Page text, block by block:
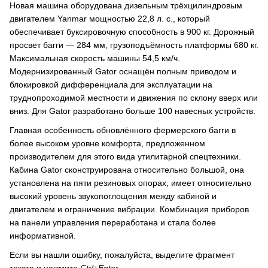
Новая машина оборудована дизельным трёхцилиндровым
двигателем Yanmar мощностью 22,8 л. с., который
обеспечивает буксировочную способность в 900 кг. Дорожный
просвет багги — 284 мм, грузоподъёмность платформы 680 кг.
Максимальная скорость машины 54,5 км/ч.
Модернизированный Gator оснащён полным приводом и
блокировкой дифференциала для эксплуатации на
труднопроходимой местности и движения по склону вверх или
вниз. Для Gator разработано больше 100 навесных устройств.
Главная особенность обновлённого фермерского багги в
более высоком уровне комфорта, предложенном
производителем для этого вида утилитарной спецтехники.
Кабина Gator сконструирована относительно большой, она
установлена на пяти резиновых опорах, имеет относительно
высокий уровень звукопоглощения между кабиной и
двигателем и ограничение вибрации. Комбинация приборов
на панели управления переработана и стала более
информативной.
Если вы нашли ошибку, пожалуйста, выделите фрагмент